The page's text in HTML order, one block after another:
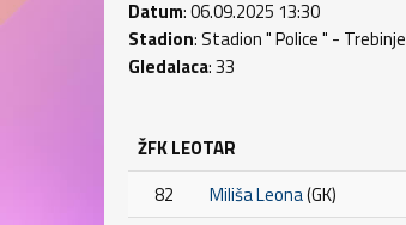
Datum: 06.09.2025 13:30
Stadion: Stadion " Police " - Trebinje
Gledalaca: 33
ŽFK LEOTAR
82
Miliša Leona(GK)